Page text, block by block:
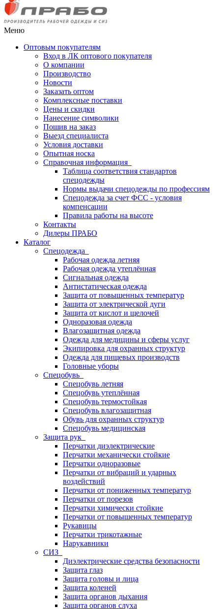
Меню
Оптовым покупателям
Вход в ЛК оптового покупателя
О компании
Производство
Новости
Заказать оптом
Комплексные поставки
Цены и скидки
Нанесение символики
Пошив на заказ
Выезд специалиста
Условия доставки
Опытная носка
Справочная информация
Таблица соответствия стандартов
спецодежды
Нормы выдачи спецодежды по профессиям
Спецодежда за счет ФСС - условия
компенсации
Правила работы на высоте
Контакты
Дилеры ПРАБО
Каталог
Спецодежда
Рабочая одежда летняя
Рабочая одежда утеплённая
Сигнальная одежда
Антистатическая одежда
Защита от повышенных температур
Защита от электрической дуги
Защита от кислот и щелочей
Одноразовая одежда
Влагозащитная одежда
Одежда для медицины и сферы услуг
Экипировка для охранных структур
Одежда для пищевых производств
Головные уборы
Спецобувь
Спецобувь летняя
Спецобувь утеплённая
Спецобувь термостойкая
Спецобувь влагозащитная
Обувь для охранных структур
Спецобувь медицинская
Защита рук
Перчатки диэлектрические
Перчатки механически стойкие
Перчатки одноразовые
Перчатки от вибраций и ударных
воздействий
Перчатки от пониженных температур
Перчатки от порезов
Перчатки химически стойкие
Перчатки от повышенных температур
Рукавицы
Перчатки трикотажные
Нарукавники
СИЗ
Диэлектрические средства безопасности
Защита глаз
Защита головы и лица
Защита коленей
Защита органов дыхания
Защита органов слуха